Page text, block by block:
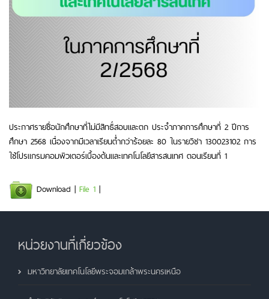
ประกาศรายชื่อนักศึกษาที่ไม่มีสิทธิ์สอบและตก ประจำภาคการศึกษาที่ 2 ปีการ
ศึกษา 2568 เนื่องจากมีเวลาเรียนต่ำกว่าร้อยละ 80 ในรายวิชา 130023102 การ
ใช้โปรแกรมคอมพิวเตอร์เบื้องต้นและเทคโนโลยีสารสนเทศ ตอนเรียนที่ 1
Download | File 1 |
หน่วยงานที่เกี่ยวข้อง
มหาวิทยาลัยเทคโนโลยีพระจอมเกล้าพระนครเหนือ